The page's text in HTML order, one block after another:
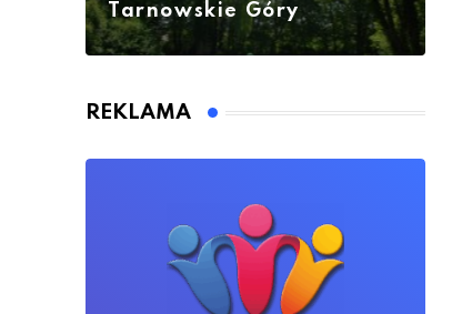
Tarnowskie Góry
REKLAMA